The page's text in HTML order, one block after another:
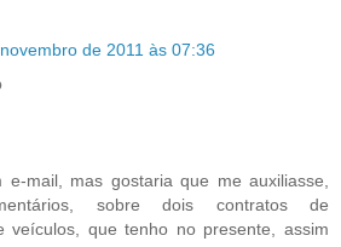
de 2011 às 07:36
mail, mas gostaria que me auxiliasse,
sobre dois contratos de
veículos, que tenho no presente, assim